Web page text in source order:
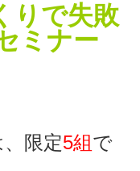
りで失敗
ミナー
限定5組で